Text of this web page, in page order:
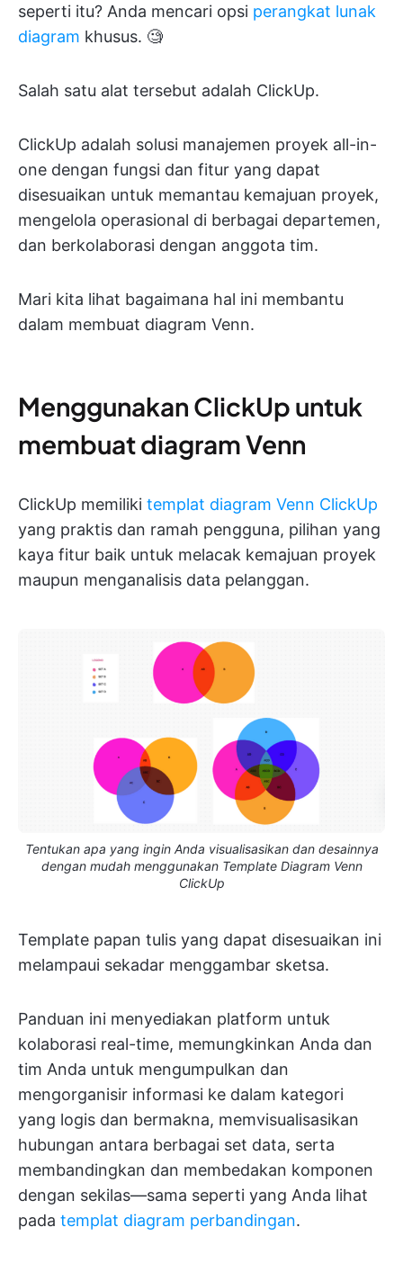
seperti itu? Anda mencari opsi perangkat lunak
diagram khusus. 🧐
Salah satu alat tersebut adalah ClickUp.
ClickUp adalah solusi manajemen proyek all-in-
one dengan fungsi dan fitur yang dapat
disesuaikan untuk memantau kemajuan proyek,
mengelola operasional di berbagai departemen,
dan berkolaborasi dengan anggota tim.
Mari kita lihat bagaimana hal ini membantu
dalam membuat diagram Venn.
Menggunakan ClickUp untuk
membuat diagram Venn
ClickUp memiliki templat diagram Venn ClickUp
yang praktis dan ramah pengguna, pilihan yang
kaya fitur baik untuk melacak kemajuan proyek
maupun menganalisis data pelanggan.
Tentukan apa yang ingin Anda visualisasikan dan desainnya
dengan mudah menggunakan Template Diagram Venn
ClickUp
Template papan tulis yang dapat disesuaikan ini
melampaui sekadar menggambar sketsa.
Panduan ini menyediakan platform untuk
kolaborasi real-time, memungkinkan Anda dan
tim Anda untuk mengumpulkan dan
mengorganisir informasi ke dalam kategori
yang logis dan bermakna, memvisualisasikan
hubungan antara berbagai set data, serta
membandingkan dan membedakan komponen
dengan sekilas—sama seperti yang Anda lihat
pada templat diagram perbandingan.